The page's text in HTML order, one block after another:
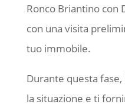
Ronco Briantino con
con una visita
tuo immobile.
Durante questa
la situazione e ti